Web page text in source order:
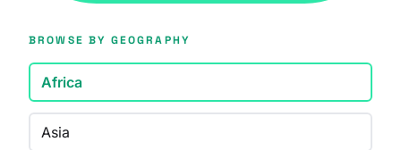
BROWSE BY GEOGRAPHY
Africa
Asia